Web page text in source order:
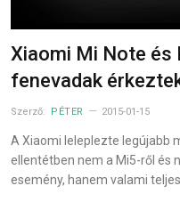
Xiaomi Mi Note és
fenevadak
Szerző: PÉTER 2015-01-15
A Xiaomi leleplezte legújabb
ellentétben nem a Mi5-ről és
esemény, hanem valami